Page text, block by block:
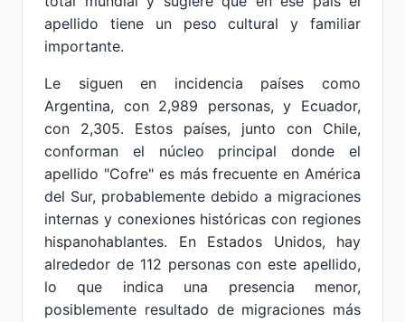
apellido tiene un peso cultural y familiar
importante.
Le siguen en incidencia países como
Argentina, con 2,989 personas, y Ecuador,
con 2,305. Estos países, junto con Chile,
conforman el núcleo principal donde el
apellido "Cofre" es más frecuente en América
del Sur, probablemente debido a migraciones
internas y conexiones históricas con regiones
hispanohablantes. En Estados Unidos, hay
alrededor de 112 personas con este apellido,
lo que indica una presencia menor,
posiblemente resultado de migraciones más